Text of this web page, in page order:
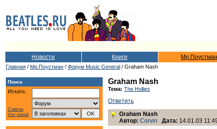
Новости Книги
Главная / Мр.Поустман / Форум Music General / Graham Nash
Поиск
Искать:
Советы
Vox populi
Graham Nash
Тема: The Hollies
Ответить
Graham Nash
Автор: Corvin Дата: 14.01.03